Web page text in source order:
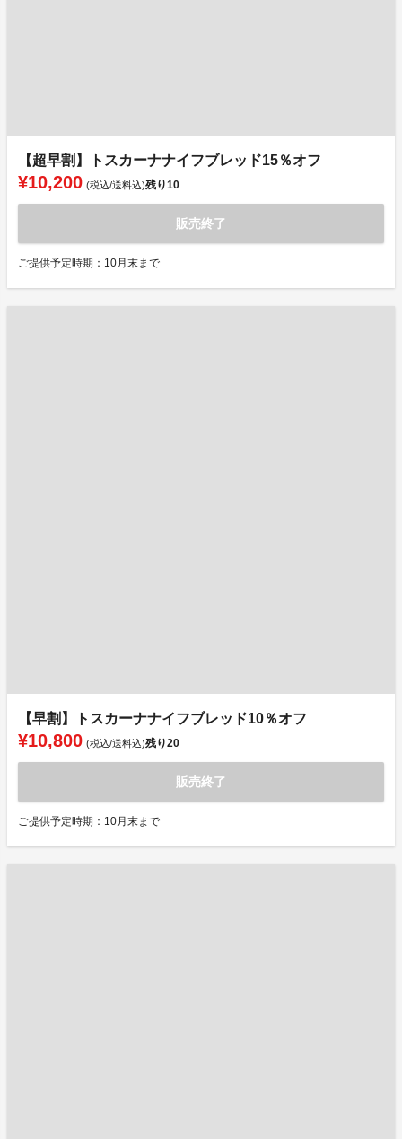
【超早割】トスカーナナイフブレッド15％オフ
¥10,200 (税込/送料込)残り10
販売終了
ご提供予定時期：10月末まで
【早割】トスカーナナイフブレッド10％オフ
¥10,800 (税込/送料込)残り20
販売終了
ご提供予定時期：10月末まで